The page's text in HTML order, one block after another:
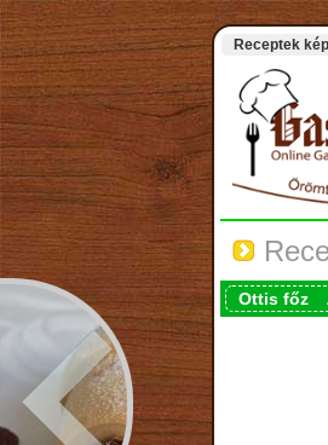
Receptek
Ottis főz